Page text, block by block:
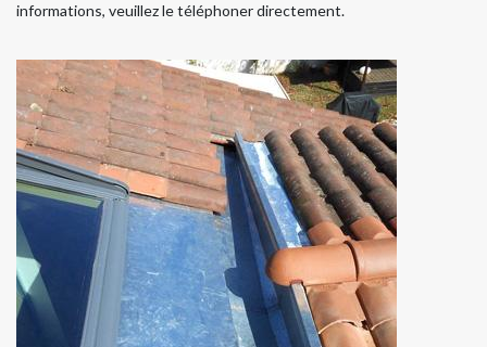
informations, veuillez le téléphoner directement.